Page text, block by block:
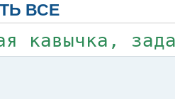
ВСЕ
кавычка,